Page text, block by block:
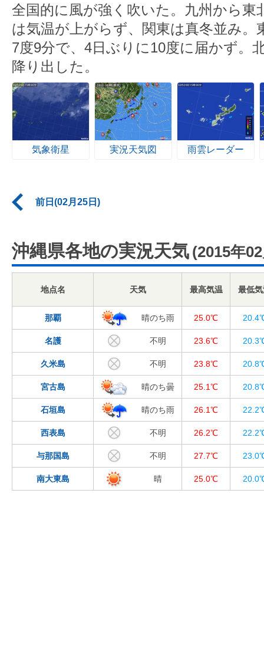
全国的に風が強く吹いた。九州から東
は気温が上がらず、関東は真冬並み。
7度9分で、4日ぶりに10度に届かず。
降り出した。
気象衛星 実況天気図 雨雲レーダー
前日(02月25日)
沖縄県各地の実況天気 (2015年
地点名 天気 最高気温 最低
那覇 晴のち雨 25.0℃
名護 不明 23.6℃
久米島 不明 23.8℃
宮古島 晴のち曇 25.1℃
石垣島 晴のち雨 26.1℃
西表島 不明 26.2℃
与那国島 不明 27.7℃
南大東島 晴 25.0℃